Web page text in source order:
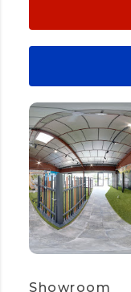
Showroom